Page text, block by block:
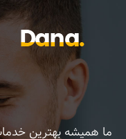
ما همیشه بهترین